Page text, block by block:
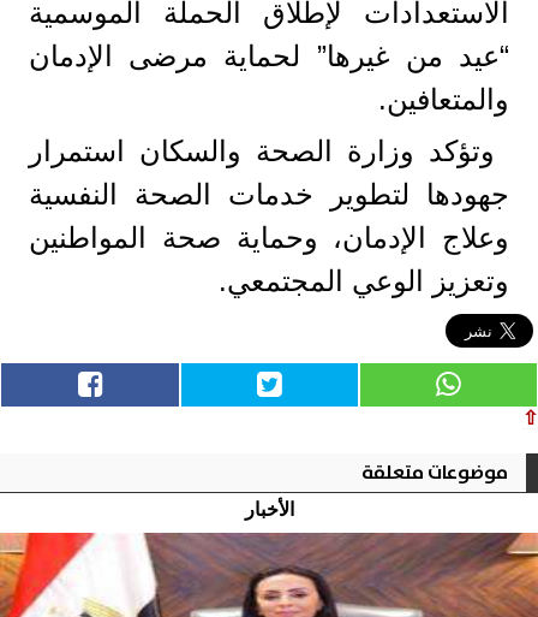
الاستعدادات لإطلاق الحملة الموسمية
“عيد من غيرها” لحماية مرضى الإدمان
والمتعافين.
وتؤكد وزارة الصحة والسكان استمرار
جهودها لتطوير خدمات الصحة النفسية
وعلاج الإدمان، وحماية صحة المواطنين
وتعزيز الوعي المجتمعي.
⇧
موضوعات متعلقة
الأخبار